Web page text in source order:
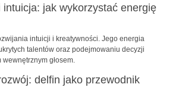
intuicja: jak wykorzystać energię
intuicji i kreatywności. Jego energia
talentów oraz podejmowaniu decyzji
wewnętrznym głosem.
delfin jako przewodnik